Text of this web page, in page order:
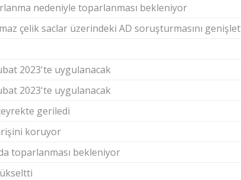
nedeniyle toparlanması bekleniyor
çelik saclar üzerindeki AD soruşturmasını
2023'te uygulanacak
2023'te uygulanacak
geriledi
koruyor
toparlanması bekleniyor